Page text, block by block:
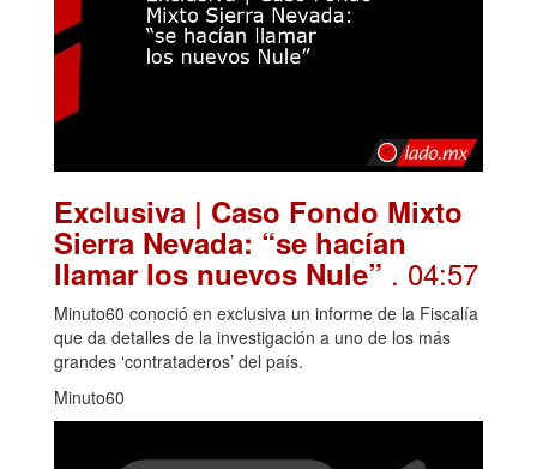
Exclusiva | Caso Fondo Mixto
Sierra Nevada: “se hacían
llamar los nuevos Nule” . 04:57
Minuto60 conoció en exclusiva un informe de la Fiscalía
que da detalles de la investigación a uno de los más
grandes ‘contrataderos’ del país.
Minuto60